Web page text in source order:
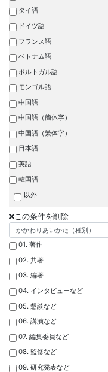
タイ語
ドイツ語
フランス語
ベトナム語
ポルトガル語
モンゴル語
中国語
中国語（簡体字）
中国語（繁体字）
日本語
英語
韓国語
以外
この条件を削除
01. 著作
02. 共著
03. 編著
04. インタビューなど
05. 懇談など
06. 講演など
07. 編集委員など
08. 監修など
09. 研究発表など